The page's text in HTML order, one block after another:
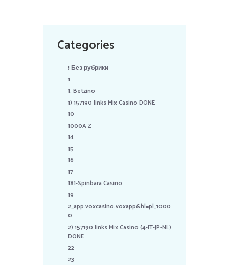
Categories
! Без рубрики
1
1. Betzino
1) 157190 links Mix Casino DONE
10
1000A Z
14
15
16
17
181-Spinbara Casino
19
2_app.voxcasino.voxapp&hl=pl_1000
0
2) 157190 links Mix Casino (4-IT-JP-NL)
DONE
22
23